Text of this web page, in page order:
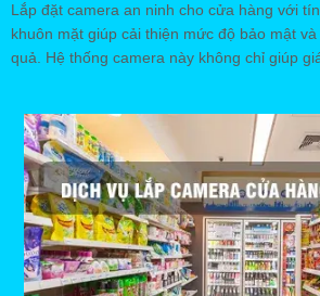
Lắp đặt camera an ninh cho cửa hàng với
khuôn mặt giúp cải thiện mức độ bảo mật
quả. Hệ thống camera này không chỉ giúp